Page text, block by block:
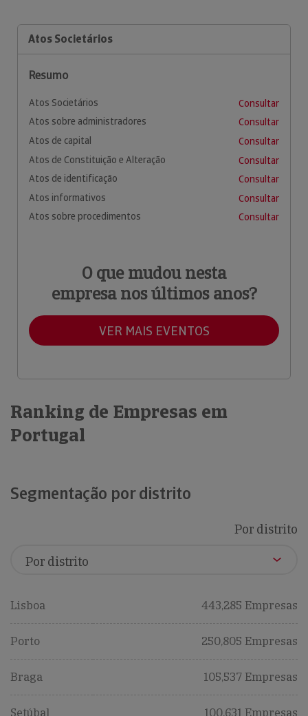
Atos Societários
Resumo
Atos Societários
Consultar
Atos sobre administradores
Consultar
Atos de capital
Consultar
Atos de Constituição e Alteração
Consultar
Atos de identificação
Consultar
Atos informativos
Consultar
Atos sobre procedimentos
Consultar
O que mudou nesta
empresa nos últimos anos?
VER MAIS EVENTOS
Ranking de Empresas em
Portugal
Segmentação por distrito
Por distrito
Lisboa 443,285 Empresas
Porto 250,805 Empresas
Braga 105,537 Empresas
Setúbal 100,631 Empresas